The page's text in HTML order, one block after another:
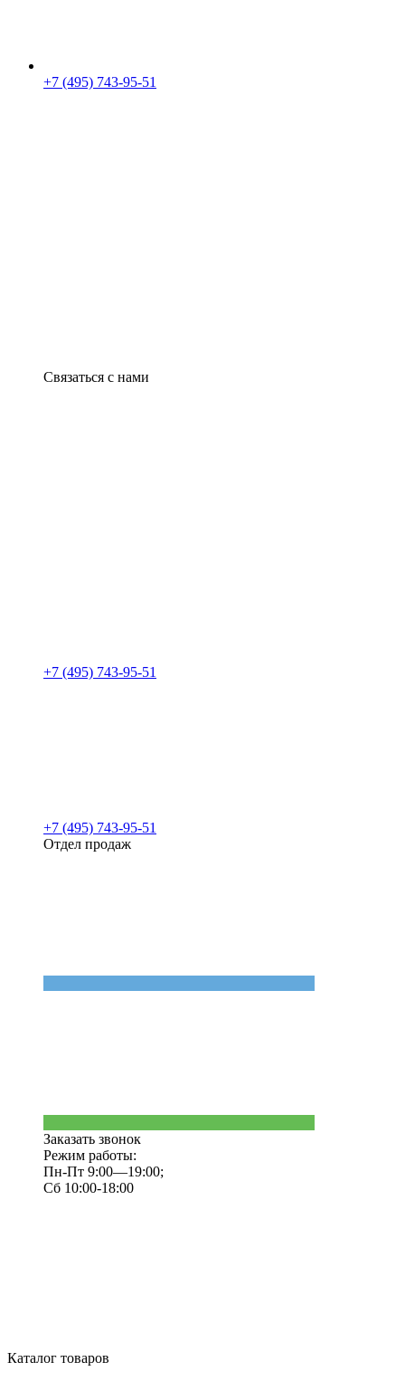
+7 (495) 743-95-51
Связаться с нами
+7 (495) 743-95-51
+7 (495) 743-95-51
Отдел продаж
Заказать звонок
Режим работы:
Пн-Пт 9:00—19:00;
Сб 10:00-18:00
Каталог товаров